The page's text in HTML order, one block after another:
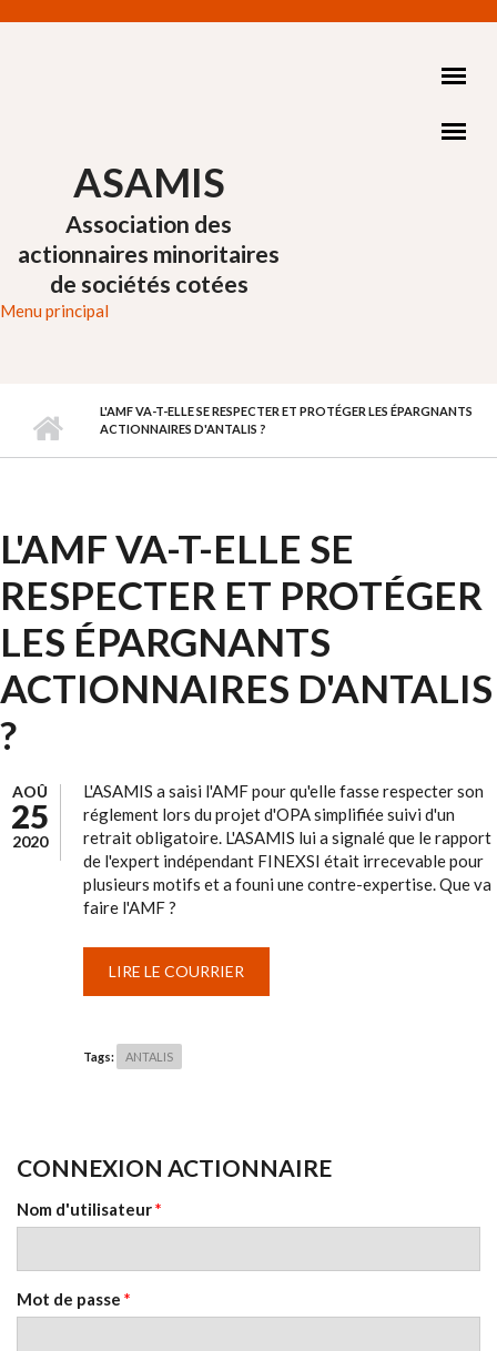
ASAMIS
Association des
actionnaires minoritaires
de sociétés cotées
Menu principal
L'AMF VA-T-ELLE SE RESPECTER ET PROTÉGER LES ÉPARGNANTS
ACTIONNAIRES D'ANTALIS ?
L'AMF VA-T-ELLE SE
RESPECTER ET PROTÉGER
LES ÉPARGNANTS
ACTIONNAIRES D'ANTALIS
?
AOÛ
25
2020
L'ASAMIS a saisi l'AMF pour qu'elle fasse respecter son
réglement lors du projet d'OPA simplifiée suivi d'un
retrait obligatoire. L'ASAMIS lui a signalé que le rapport
de l'expert indépendant FINEXSI était irrecevable pour
plusieurs motifs et a founi une contre-expertise. Que va
faire l'AMF ?
LIRE LE COURRIER
Tags: ANTALIS
CONNEXION ACTIONNAIRE
Nom d'utilisateur*
Mot de passe *